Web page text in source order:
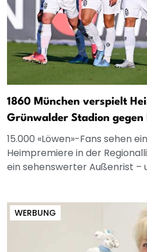
1860 München verspielt
Grünwalder Stadion gegen
15.000 «Löwen»-Fans sehen
Heimpremiere in der
ein sehenswerter Außenrist –
WERBUNG